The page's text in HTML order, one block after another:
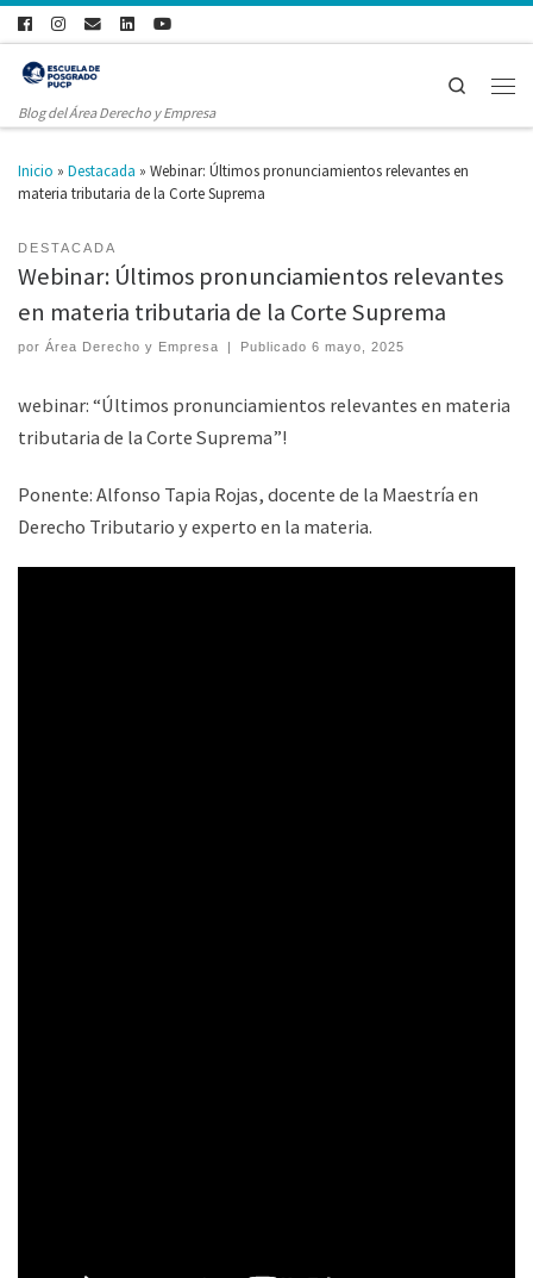
Blog del Área Derecho y Empresa
Search
Inicio » Destacada » Webinar: Últimos pronunciamientos relevantes en
materia tributaria de la Corte Suprema
DESTACADA
Webinar: Últimos pronunciamientos relevantes
en materia tributaria de la Corte Suprema
por Área Derecho y Empresa | Publicado6 mayo, 2025
webinar: “Últimos pronunciamientos relevantes en materia
tributaria de la Corte Suprema”!
Ponente: Alfonso Tapia Rojas, docente de la Maestría en
Derecho Tributario y experto en la materia.